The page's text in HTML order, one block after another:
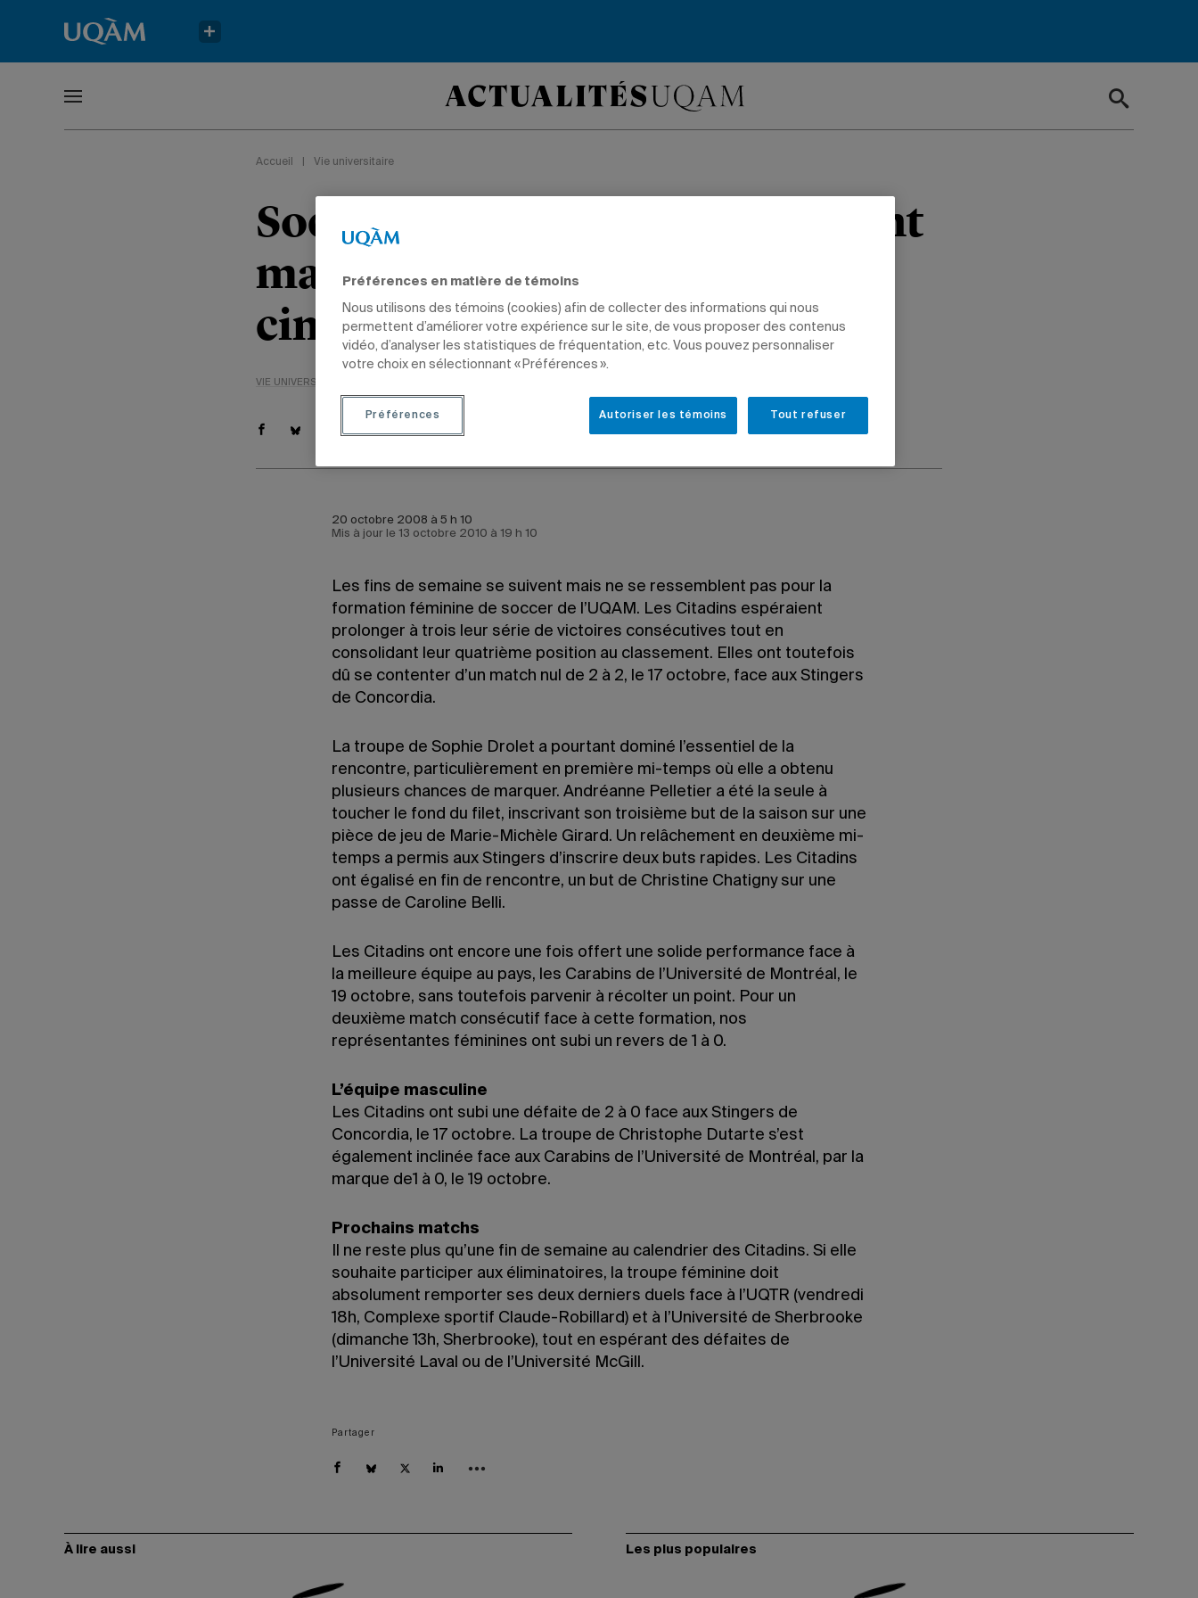
Accueil Vie universitaire
Soccer féminin: les Citadins font
match nul et glissent au
cinquième rang
VIE UNIVERSITAIRE
20 octobre 2008 à 5 h 10
Mis à jour le 13 octobre 2010 à 19 h 10
Les fins de semaine se suivent mais ne se ressemblent pas pour la
formation féminine de soccer de l’UQAM. Les Citadins espéraient
prolonger à trois leur série de victoires consécutives tout en
consolidant leur quatrième position au classement. Elles ont toutefois
dû se contenter d’un match nul de 2 à 2, le 17 octobre, face aux Stingers
de Concordia.
La troupe de Sophie Drolet a pourtant dominé l’essentiel de la
rencontre, particulièrement en première mi-temps où elle a obtenu
plusieurs chances de marquer. Andréanne Pelletier a été la seule à
toucher le fond du filet, inscrivant son troisième but de la saison sur une
pièce de jeu de Marie-Michèle Girard. Un relâchement en deuxième mi-
temps a permis aux Stingers d’inscrire deux buts rapides. Les Citadins
ont égalisé en fin de rencontre, un but de Christine Chatigny sur une
passe de Caroline Belli.
Les Citadins ont encore une fois offert une solide performance face à
la meilleure équipe au pays, les Carabins de l’Université de Montréal, le
19 octobre, sans toutefois parvenir à récolter un point. Pour un
deuxième match consécutif face à cette formation, nos
représentantes féminines ont subi un revers de 1 à 0.
L’équipe masculine
Les Citadins ont subi une défaite de 2 à 0 face aux Stingers de
Concordia, le 17 octobre. La troupe de Christophe Dutarte s’est
également inclinée face aux Carabins de l’Université de Montréal, par la
marque de1 à 0, le 19 octobre.
Prochains matchs
Il ne reste plus qu’une fin de semaine au calendrier des Citadins. Si elle
souhaite participer aux éliminatoires, la troupe féminine doit
absolument remporter ses deux derniers duels face à l’UQTR (vendredi
18h, Complexe sportif Claude-Robillard) et à l’Université de Sherbrooke
(dimanche 13h, Sherbrooke), tout en espérant des défaites de
l’Université Laval ou de l’Université McGill.
Partager
À lire aussi Les plus populaires
Préférences en matière de témoins
Nous utilisons des témoins (cookies) afin de collecter des informations qui nous
permettent d’améliorer votre expérience sur le site, de vous proposer des contenus
vidéo, d’analyser les statistiques de fréquentation, etc. Vous pouvez personnaliser
votre choix en sélectionnant « Préférences ».
Tout refuser
Autoriser les témoins
Préférences